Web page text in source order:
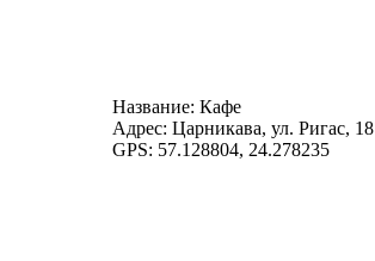
Название: Кафе
Адрес: Царникава, ул. Ригас, 18
GPS: 57.128804, 24.278235